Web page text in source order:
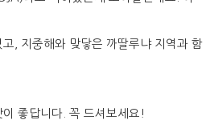
, 지중해와 맞닿은 까딸루냐 지역과 함
좋답니다. 꼭 드셔보세요!